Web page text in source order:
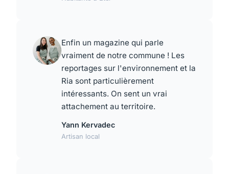
Enfin un magazine qui parle
vraiment de notre commune ! Les
reportages sur l'environnement et la
Ria sont particulièrement
intéressants. On sent un vrai
attachement au territoire.
Yann Kervadec
Artisan local